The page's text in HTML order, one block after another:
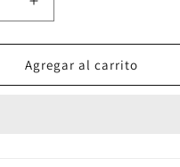
Aumentar
cantidad
para
[POLO]
Blow-
Agregar al carrito